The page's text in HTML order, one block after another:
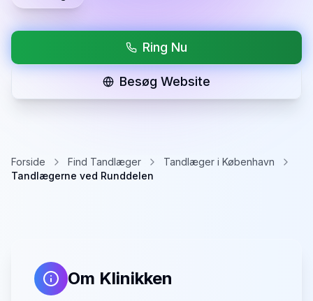
Ring Nu
Besøg Website
Forside Find Tandlæger
Tandlæger i København
Tandlægerne ved Runddelen
Om Klinikken